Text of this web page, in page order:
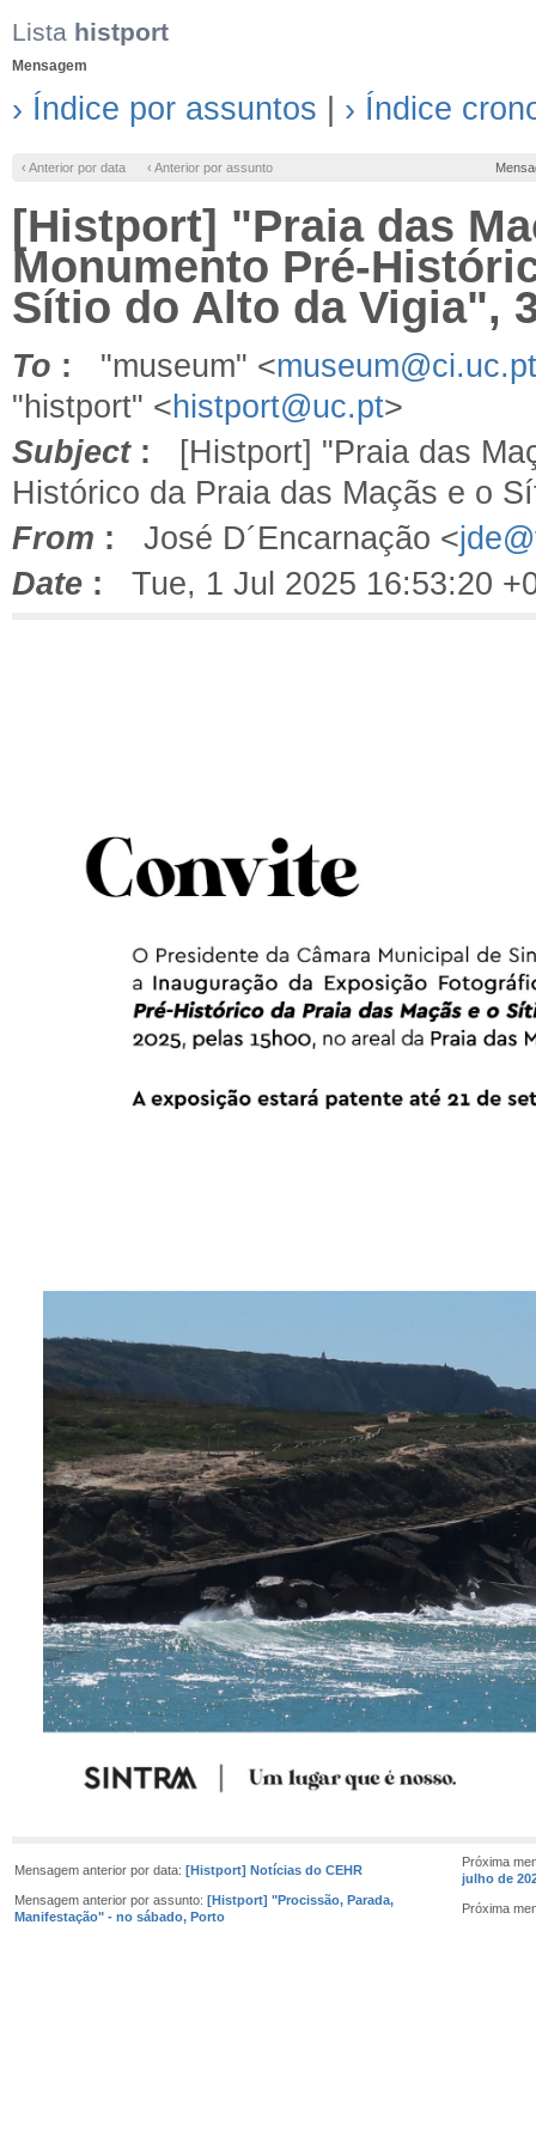
Lista histport
Mensagem
› Índice por assuntos › Índice
‹ Anterior por data ‹ Anterior por assunto
[Histport] "Praia das
Monumento Pré-
Sítio do Alto da Vigia",
To : "museum" <museum@ci.uc.pt
"histport" <histport@uc.pt>
Subject: [Histport] "Praia das
Histórico da Praia das Maçãs e o
From : José D´Encarnação <
Date : Tue, 1 Jul 2025 16:53:20
Mensagem anterior por data: [Histport] Notícias do CEHR
Próxima
julho de
Mensagem anterior por assunto: [Histport] "Procissão, Parada,
Manifestação" - no sábado, Porto
Próxima